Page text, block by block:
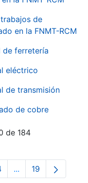
de
en la FNMT-RCM
de ferretería
eléctrico
de transmisión
de cobre
de 184
Use pestaña para
...PáxinasPáxina
19